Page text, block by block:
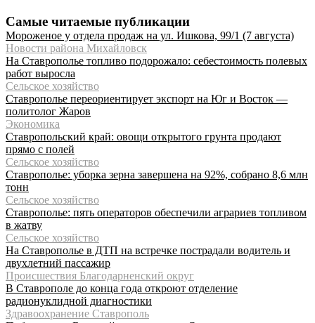
Самые читаемые публикации
Мороженое у отдела продаж на ул. Ишкова, 99/1 (7 августа)
Новости района Михайловск
На Ставрополье топливо подорожало: себестоимость полевых
работ выросла
Сельское хозяйство
Ставрополье переориентирует экспорт на Юг и Восток —
политолог Жаров
Экономика
Ставропольский край: овощи открытого грунта продают
прямо с полей
Сельское хозяйство
Ставрополье: уборка зерна завершена на 92%, собрано 8,6 млн
тонн
Сельское хозяйство
Ставрополье: пять операторов обеспечили аграриев топливом
в жатву
Сельское хозяйство
На Ставрополье в ДТП на встречке пострадали водитель и
двухлетний пассажир
Происшествия Благодарненский округ
В Ставрополе до конца года откроют отделение
радионуклидной диагностики
Здравоохранение Ставрополь